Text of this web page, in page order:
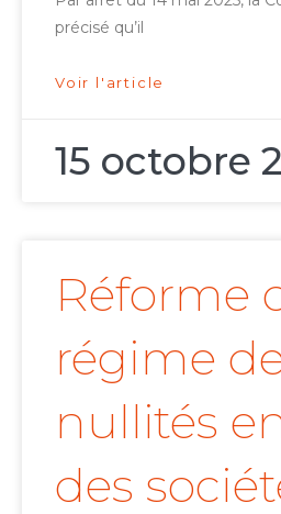
précisé qu’il
Voir l'article
15 octobre
Réforme
régime
nullités
des